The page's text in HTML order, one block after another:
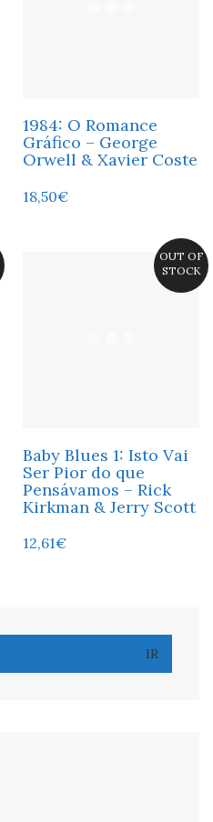
1984: O Romance
Gráfico – George
Orwell & Xavier Coste
18,50€
OUT OF
STOCK
Baby Blues 1: Isto Vai
Ser Pior do que
Pensávamos – Rick
Kirkman & Jerry Scott
12,61€
IR